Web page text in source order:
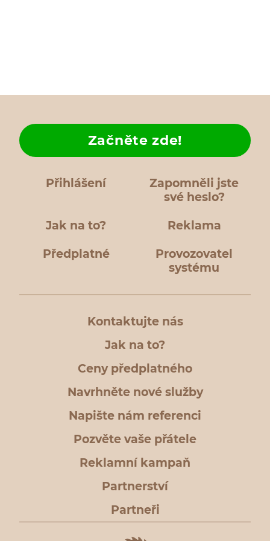
Přihlášení
Zapomněli jste
své heslo?
Jak na to?
Začněte zde!
Reklama
Předplatné
Provozovatel
systému
Kontaktujte nás
Jak na to?
Ceny předplatného
Navrhněte nové služby
Napište nám referenci
Pozvěte vaše přátele
Reklamní kampaň
Partnerství
Partneři